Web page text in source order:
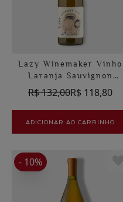
Lazy Winemaker Vinho
Laranja Sauvignon
Blanc Natural
R$ 132,00R$ 118,80
ADICIONAR AO CARRINHO
- 10%